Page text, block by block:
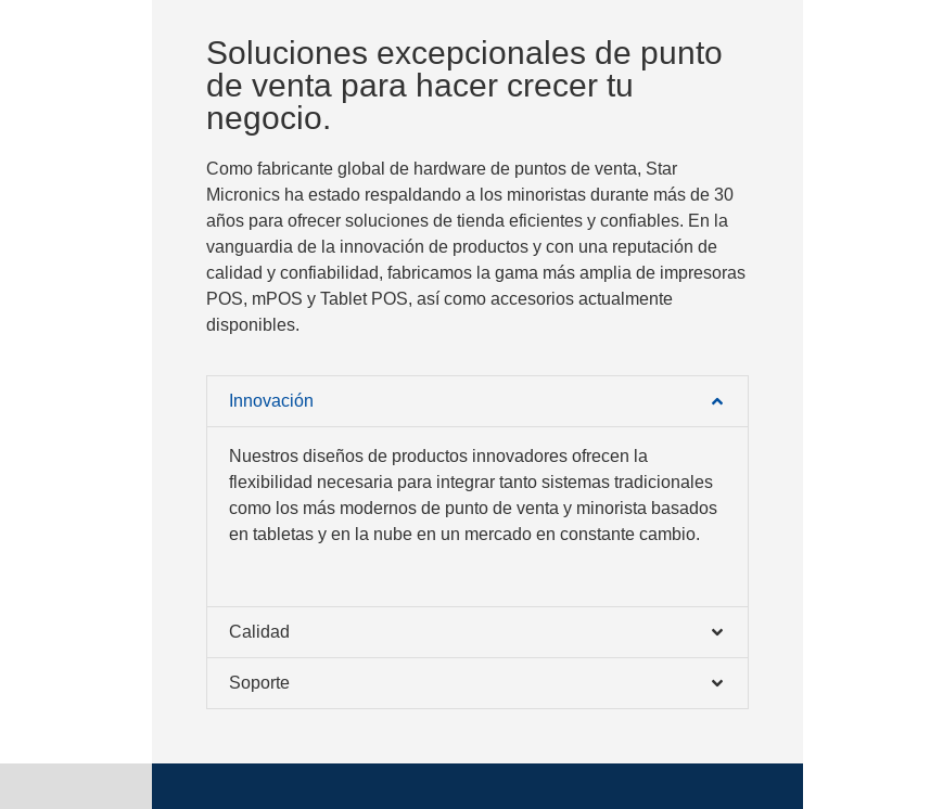
Soluciones excepcionales de punto
de venta para hacer crecer tu
negocio.
Como fabricante global de hardware de puntos de venta, Star
Micronics ha estado respaldando a los minoristas durante más de 30
años para ofrecer soluciones de tienda eficientes y confiables. En la
vanguardia de la innovación de productos y con una reputación de
calidad y confiabilidad, fabricamos la gama más amplia de impresoras
POS, mPOS y Tablet POS, así como accesorios actualmente
disponibles.
Innovación
Nuestros diseños de productos innovadores ofrecen la
flexibilidad necesaria para integrar tanto sistemas tradicionales
como los más modernos de punto de venta y minorista basados
en tabletas y en la nube en un mercado en constante cambio.
Calidad
Soporte